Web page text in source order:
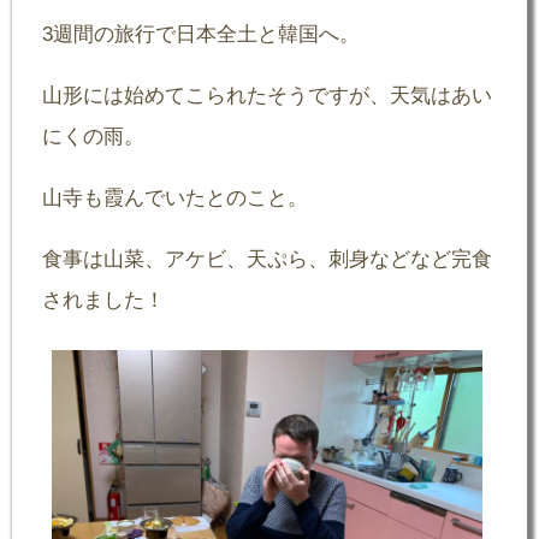
3週間の旅行で日本全土と韓国へ。
山形には始めてこられたそうですが、天気はあい
にくの雨。
山寺も霞んでいたとのこと。
食事は山菜、アケビ、天ぷら、刺身などなど完食
されました！